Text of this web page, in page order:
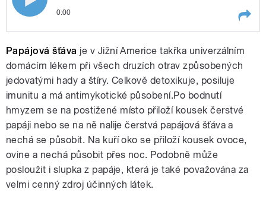
pause
0:00
antibiotik a přestali věřit své
vnitřní síle. O přírodních
antibiotikách diskutují hosté:
lékař Josef Jonáš a publicista
Jiří Kuchař. Moderuje Martina
Papájová šťáva je v Jižní Americe takřka univerzálním
domácím lékem při všech druzích otrav způsobených
jedovatými hady a štíry. Celkově detoxikuje, posiluje
imunitu a má antimykotické působení.Po bodnutí
hmyzem se na postižené místo přiloží kousek čerstvé
papáji nebo se na ně nalije čerstvá papájová šťáva a
nechá se působit. Na kuří oko se přiloží kousek ovoce,
ovine a nechá působit přes noc. Podobně může
posloužit i slupka z papáje, která je také považována za
velmi cenný zdroj účinných látek.